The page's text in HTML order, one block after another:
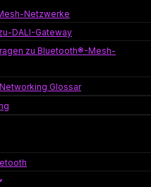
Netzwerke
DALI-Gateway
zu Bluetooth®-Mesh-
Glossar